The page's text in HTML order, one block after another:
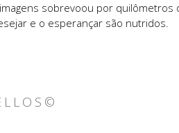
sobrevoou por quilômetros
e o esperançar são nutridos.